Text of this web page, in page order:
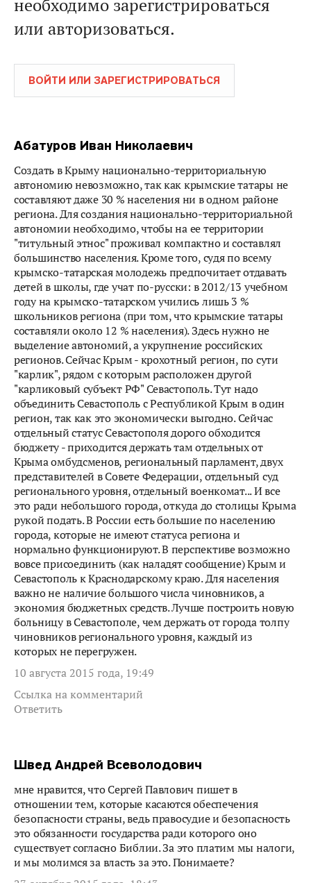
необходимо зарегистрироваться
или авторизоваться.
ВОЙТИ ИЛИ ЗАРЕГИСТРИРОВАТЬСЯ
Абатуров Иван Николаевич
Создать в Крыму национально-территориальную
автономию невозможно, так как крымские татары не
составляют даже 30 % населения ни в одном районе
региона. Для создания национально-территориальной
автономии необходимо, чтобы на ее территории
"титульный этнос" проживал компактно и составлял
большинство населения. Кроме того, судя по всему
крымско-татарская молодежь предпочитает отдавать
детей в школы, где учат по-русски: в 2012/13 учебном
году на крымско-татарском учились лишь 3 %
школьников региона (при том, что крымские татары
составляли около 12 % населения). Здесь нужно не
выделение автономий, а укрупнение российских
регионов. Сейчас Крым - крохотный регион, по сути
"карлик", рядом с которым расположен другой
"карликовый субъект РФ" Севастополь. Тут надо
объединить Севастополь с Республикой Крым в один
регион, так как это экономически выгодно. Сейчас
отдельный статус Севастополя дорого обходится
бюджету - приходится держать там отдельных от
Крыма омбудсменов, региональный парламент, двух
представителей в Совете Федерации, отдельный суд
регионального уровня, отдельный военкомат... И все
это ради небольшого города, откуда до столицы Крыма
рукой подать. В России есть большие по населению
города, которые не имеют статуса региона и
нормально функционируют. В перспективе возможно
вовсе присоединить (как наладят сообщение) Крым и
Севастополь к Краснодарскому краю. Для населения
важно не наличие большого числа чиновников, а
экономия бюджетных средств. Лучше построить новую
больницу в Севастополе, чем держать от города толпу
чиновников регионального уровня, каждый из
которых не перегружен.
10 августа 2015 года, 19:49
Ссылка на комментарий
Ответить
Швед Андрей Всеволодович
мне нравится, что Сергей Павлович пишет в
отношении тем, которые касаются обеспечения
безопасности страны, ведь правосудие и безопасность
это обязанности государства ради которого оно
существует согласно Библии. За это платим мы налоги,
и мы молимся за власть за это. Понимаете?